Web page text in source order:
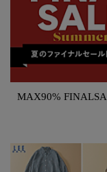
MAX90%